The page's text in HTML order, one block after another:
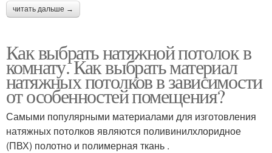
читать дальше →
Как выбрать натяжной потолок в
комнату. Как выбрать материал
натяжных потолков в зависимости
от особенностей помещения?
Самыми популярными материалами для изготовления
натяжных потолков являются поливинилхлоридное
(ПВХ) полотно и полимерная ткань .